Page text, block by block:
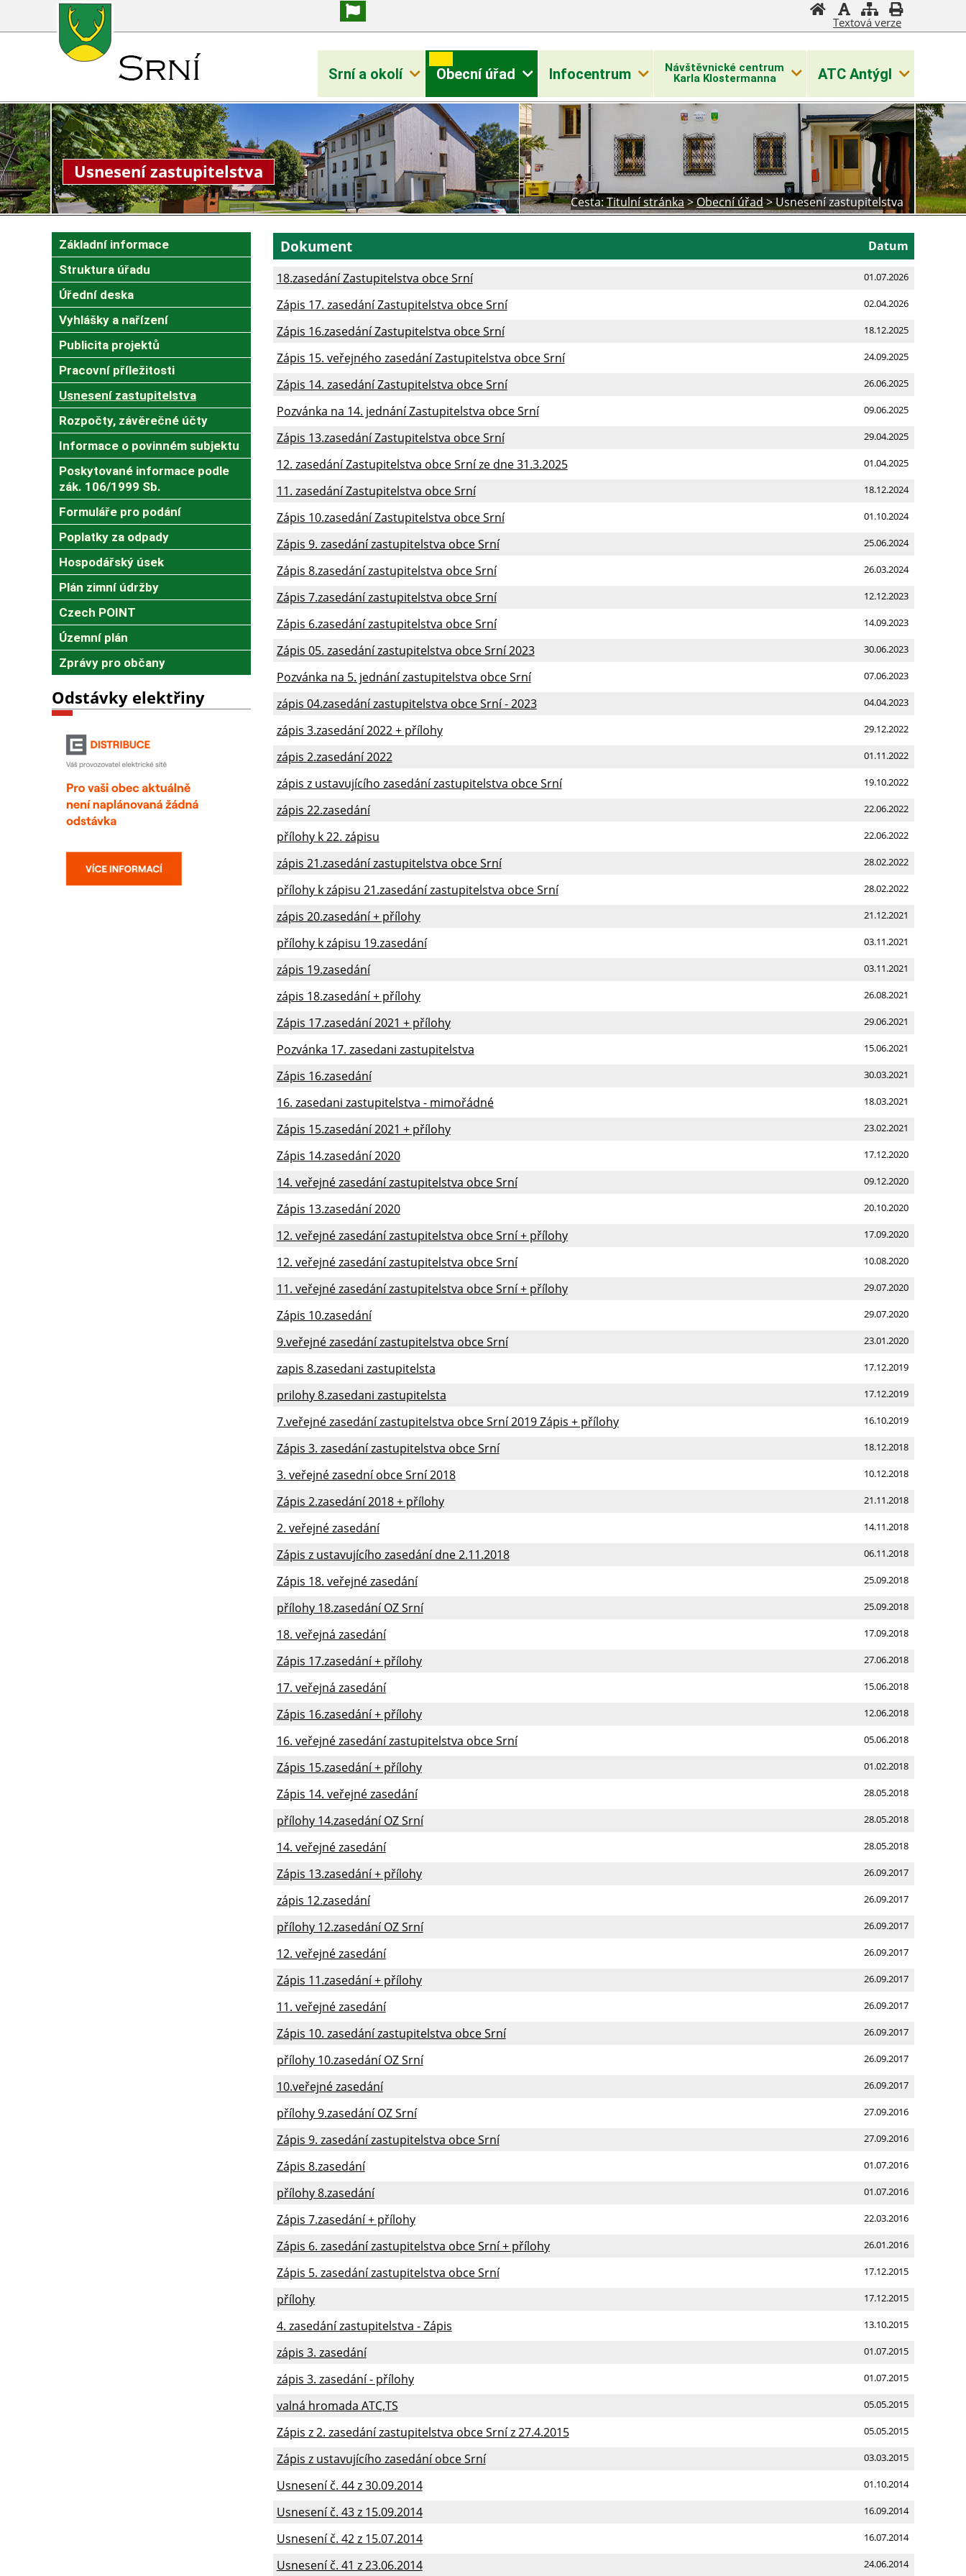
Textová verze
Srní a okolí Obecní úřad Infocentrum
Návštěvnické centrum
Karla Klostermanna
ATC Antýgl
Usnesení zastupitelstva
Cesta:Titulní stránka>Obecní úřad>Usnesení zastupitelstva
Základní informace
Struktura úřadu
Úřední deska
Vyhlášky a nařízení
Publicita projektů
Pracovní příležitosti
Usnesení zastupitelstva
Rozpočty, závěrečné účty
Informace o povinném subjektu
Poskytované informace podle
zák. 106/1999 Sb.
Formuláře pro podání
Poplatky za odpady
Hospodářský úsek
Plán zimní údržby
Czech POINT
Územní plán
Zprávy pro občany
Odstávky elektřiny
Datum
Dokument
01.07.2026
18.zasedání Zastupitelstva obce Srní
02.04.2026
Zápis 17. zasedání Zastupitelstva obce Srní
18.12.2025
Zápis 16.zasedání Zastupitelstva obce Srní
24.09.2025
Zápis 15. veřejného zasedání Zastupitelstva obce Srní
26.06.2025
Zápis 14. zasedání Zastupitelstva obce Srní
09.06.2025
Pozvánka na 14. jednání Zastupitelstva obce Srní
29.04.2025
Zápis 13.zasedání Zastupitelstva obce Srní
01.04.2025
12. zasedání Zastupitelstva obce Srní ze dne 31.3.2025
18.12.2024
11. zasedání Zastupitelstva obce Srní
01.10.2024
Zápis 10.zasedání Zastupitelstva obce Srní
25.06.2024
Zápis 9. zasedání zastupitelstva obce Srní
26.03.2024
Zápis 8.zasedání zastupitelstva obce Srní
12.12.2023
Zápis 7.zasedání zastupitelstva obce Srní
14.09.2023
Zápis 6.zasedání zastupitelstva obce Srní
30.06.2023
Zápis 05. zasedání zastupitelstva obce Srní 2023
07.06.2023
Pozvánka na 5. jednání zastupitelstva obce Srní
04.04.2023
zápis 04.zasedání zastupitelstva obce Srní - 2023
29.12.2022
zápis 3.zasedání 2022 + přílohy
01.11.2022
zápis 2.zasedání 2022
19.10.2022
zápis z ustavujícího zasedání zastupitelstva obce Srní
22.06.2022
zápis 22.zasedání
22.06.2022
přílohy k 22. zápisu
28.02.2022
zápis 21.zasedání zastupitelstva obce Srní
28.02.2022
přílohy k zápisu 21.zasedání zastupitelstva obce Srní
21.12.2021
zápis 20.zasedání + přílohy
03.11.2021
přílohy k zápisu 19.zasedání
03.11.2021
zápis 19.zasedání
26.08.2021
zápis 18.zasedání + přílohy
29.06.2021
Zápis 17.zasedání 2021 + přílohy
15.06.2021
Pozvánka 17. zasedani zastupitelstva
30.03.2021
Zápis 16.zasedání
18.03.2021
16. zasedani zastupitelstva - mimořádné
23.02.2021
Zápis 15.zasedání 2021 + přílohy
17.12.2020
Zápis 14.zasedání 2020
09.12.2020
14. veřejné zasedání zastupitelstva obce Srní
20.10.2020
Zápis 13.zasedání 2020
17.09.2020
12. veřejné zasedání zastupitelstva obce Srní + přílohy
10.08.2020
12. veřejné zasedání zastupitelstva obce Srní
29.07.2020
11. veřejné zasedání zastupitelstva obce Srní + přílohy
29.07.2020
Zápis 10.zasedání
23.01.2020
9.veřejné zasedání zastupitelstva obce Srní
17.12.2019
zapis 8.zasedani zastupitelsta
17.12.2019
prilohy 8.zasedani zastupitelsta
16.10.2019
7.veřejné zasedání zastupitelstva obce Srní 2019 Zápis + přílohy
18.12.2018
Zápis 3. zasedání zastupitelstva obce Srní
10.12.2018
3. veřejné zasední obce Srní 2018
21.11.2018
Zápis 2.zasedání 2018 + přílohy
14.11.2018
2. veřejné zasedání
06.11.2018
Zápis z ustavujícího zasedání dne 2.11.2018
25.09.2018
Zápis 18. veřejné zasedání
25.09.2018
přílohy 18.zasedání OZ Srní
17.09.2018
18. veřejná zasedání
27.06.2018
Zápis 17.zasedání + přílohy
15.06.2018
17. veřejná zasedání
12.06.2018
Zápis 16.zasedání + přílohy
05.06.2018
16. veřejné zasedání zastupitelstva obce Srní
01.02.2018
Zápis 15.zasedání + přílohy
28.05.2018
Zápis 14. veřejné zasedání
28.05.2018
přílohy 14.zasedání OZ Srní
28.05.2018
14. veřejné zasedání
26.09.2017
Zápis 13.zasedání + přílohy
26.09.2017
zápis 12.zasedání
26.09.2017
přílohy 12.zasedání OZ Srní
26.09.2017
12. veřejné zasedání
26.09.2017
Zápis 11.zasedání + přílohy
26.09.2017
11. veřejné zasedání
26.09.2017
Zápis 10. zasedání zastupitelstva obce Srní
26.09.2017
přílohy 10.zasedání OZ Srní
26.09.2017
10.veřejné zasedání
27.09.2016
přílohy 9.zasedání OZ Srní
27.09.2016
Zápis 9. zasedání zastupitelstva obce Srní
01.07.2016
Zápis 8.zasedání
01.07.2016
přílohy 8.zasedání
22.03.2016
Zápis 7.zasedání + přílohy
26.01.2016
Zápis 6. zasedání zastupitelstva obce Srní + přílohy
17.12.2015
Zápis 5. zasedání zastupitelstva obce Srní
17.12.2015
přílohy
13.10.2015
4. zasedání zastupitelstva - Zápis
01.07.2015
zápis 3. zasedání
01.07.2015
zápis 3. zasedání - přílohy
05.05.2015
valná hromada ATC,TS
05.05.2015
Zápis z 2. zasedání zastupitelstva obce Srní z 27.4.2015
03.03.2015
Zápis z ustavujícího zasedání obce Srní
01.10.2014
Usnesení č. 44 z 30.09.2014
16.09.2014
Usnesení č. 43 z 15.09.2014
16.07.2014
Usnesení č. 42 z 15.07.2014
24.06.2014
Usnesení č. 41 z 23.06.2014